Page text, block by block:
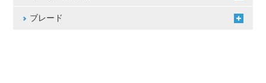
ブレード